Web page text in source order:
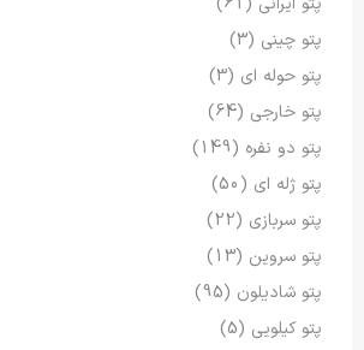
پتو چینی (3)
پتو حوله ای (3)
پتو خارجی (64)
پتو دو نفره (149)
پتو ژله ای (50)
پتو سربازی (22)
پتو سروین (13)
پتو شادیلون (95)
پتو کیلویی (5)